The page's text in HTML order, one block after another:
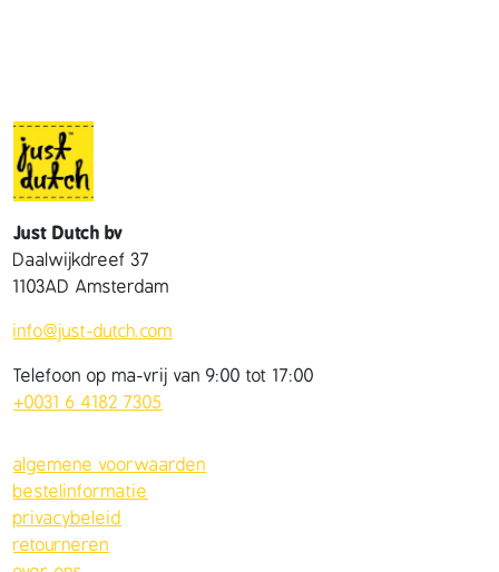
Just Dutch bv
Daalwijkdreef 37
1103AD Amsterdam
info@just-dutch.com
Telefoon op ma-vrij van 9:00 tot 17:00
+0031 6 4182 7305
algemene voorwaarden
bestelinformatie
privacybeleid
retourneren